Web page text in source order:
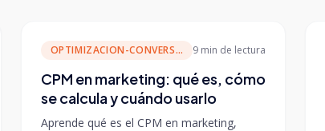
OPTIMIZACION-CONVERSION 9 min de lectura
CPM en marketing: qué es, cómo
se calcula y cuándo usarlo
Aprende qué es el CPM en marketing,